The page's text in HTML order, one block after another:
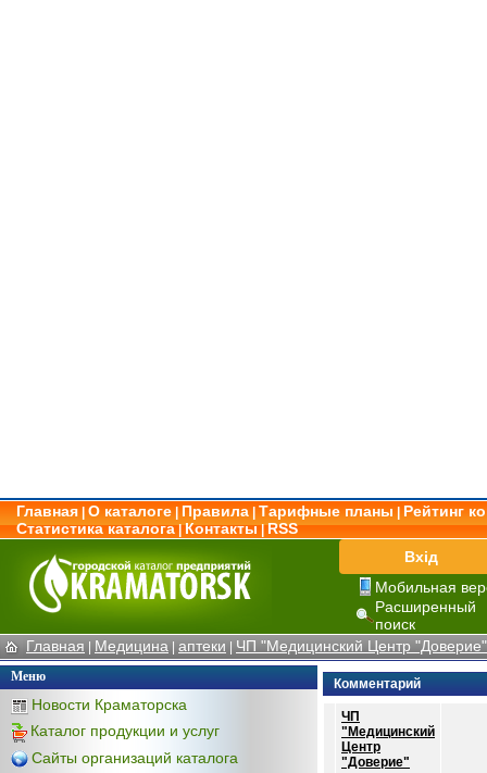
Главная О каталоге Правила Тарифные планы
Рейтинг
Статистика каталога|Контакты|RSS
Вхід
Мобильная
Расширенный
поиск
Главная | Медицина | аптеки | ЧП "Медицинский Центр "Доверие"
Меню
Новости Краматорска
Каталог продукции и услуг
Сайты организаций каталога
Комментарий
ЧП
"Медицинский
Центр
"Доверие"